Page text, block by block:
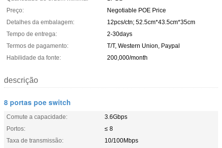
Preço:
Negotiable POE Price
Detalhes da embalagem:
12pcs/ctn; 52.5cm*43.5cm*35cm
Tempo de entrega:
2-30days
Termos de pagamento:
T/T, Western Union, Paypal
Habilidade da fonte:
200,000/month
descrição
8 portas poe switch
Comute a capacidade:
3.6Gbps
Portos:
≤ 8
Taxa de transmissão:
10/100Mbps